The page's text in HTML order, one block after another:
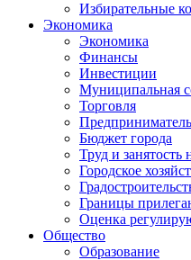
Избирательные
Экономика
Экономика
Финансы
Инвестиции
Муниципальная
Торговля
Бюджет города
Труд и занятость
Городское
Границы
Оценка
Общество
Образование